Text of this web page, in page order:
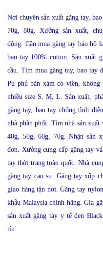
Nơi chuyên sản xuất găng tay,
70g, 80g. Xưởng sản xuất,
động. Cần mua găng tay bảo hộ
bao tay 100% cotton. Sản xuất
cầu. Tìm mua găng tay, bao tay
Pu phủ bàn xám có viền, không
nhiều size S, M, L. Sản xuất,
găng tay, bao tay chống tĩnh
nhà phân phối. Tìm nhà sản xuất
40g, 50g, 60g, 70g. Nhận sản
đơn. Xưởng cung cấp găng tay
tay thời trang toàn quốc. Nhà
găng tay cao su. Găng tay xốp
giao hàng tận nơi. Găng tay
khẩu Malaysia chính hãng. Gía
sản xuất găng tay y tế đen
tín.